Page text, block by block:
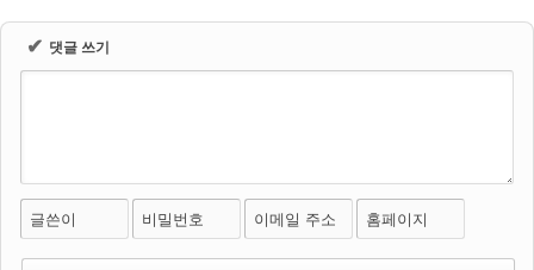
✔ 댓글 쓰기
글쓴이 비밀번호 이메일 주소 홈페이지